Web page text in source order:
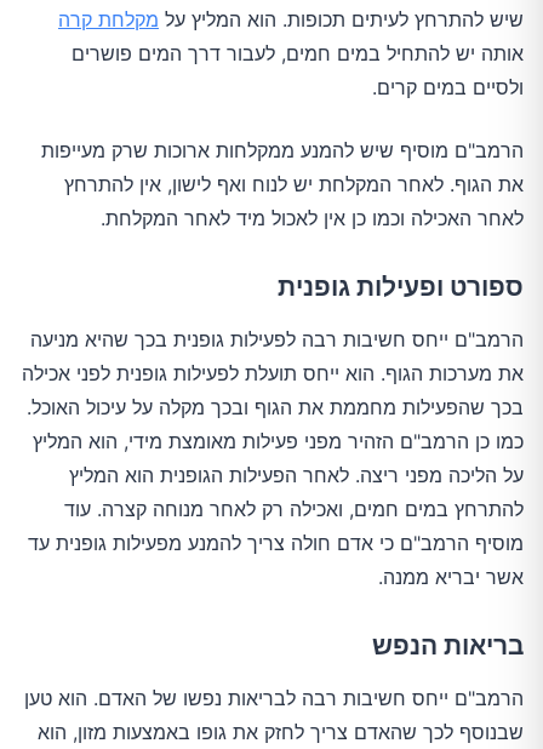
שיש להתרחץ לעיתים תכופות. הוא המליץ על מקלחת קרה
אותה יש להתחיל במים חמים, לעבור דרך המים פושרים
ולסיים במים קרים.
הרמב"ם מוסיף שיש להמנע ממקלחות ארוכות שרק מעייפות
את הגוף. לאחר המקלחת יש לנוח ואף לישון, אין להתרחץ
לאחר האכילה וכמו כן אין לאכול מיד לאחר המקלחת.
ספורט ופעילות גופנית
הרמב"ם ייחס חשיבות רבה לפעילות גופנית בכך שהיא מניעה
את מערכות הגוף. הוא ייחס תועלת לפעילות גופנית לפני אכילה
בכך שהפעילות מחממת את הגוף ובכך מקלה על עיכול האוכל.
כמו כן הרמב"ם הזהיר מפני פעילות מאומצת מידי, הוא המליץ
על הליכה מפני ריצה. לאחר הפעילות הגופנית הוא המליץ
להתרחץ במים חמים, ואכילה רק לאחר מנוחה קצרה. עוד
מוסיף הרמב"ם כי אדם חולה צריך להמנע מפעילות גופנית עד
אשר יבריא ממנה.
בריאות הנפש
הרמב"ם ייחס חשיבות רבה לבריאות נפשו של האדם. הוא טען
שבנוסף לכך שהאדם צריך לחזק את גופו באמצעות מזון, הוא